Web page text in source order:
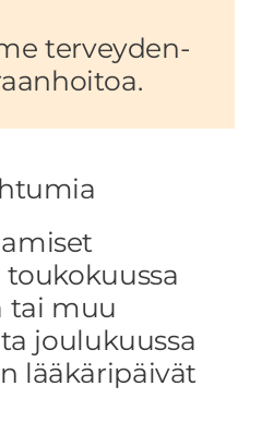
terveyden-
tai muu
joulukuussa
lääkäripäivät